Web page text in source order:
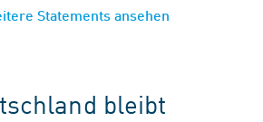
Statements ansehen
bleibt